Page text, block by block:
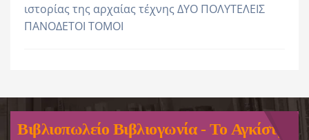
ιστορίας της αρχαίας τέχνης ΔΥΟ ΠΟΛΥΤΕΛΕΙΣ
ΠΑΝΟΔΕΤΟΙ ΤΟΜΟΙ
Βιβλιοπωλείο Βιβλιογωνία - Το Αγκίστρι